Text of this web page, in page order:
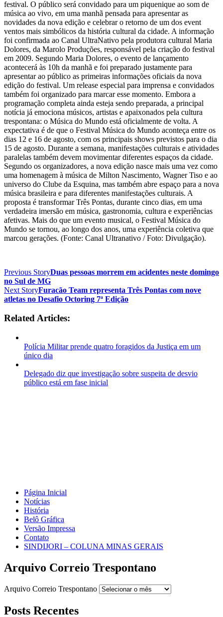
festival. O público será convidado para um piquenique ao som de
música ao vivo, em uma manhã pensada para apresentar as
novidades da nova edição e celebrar o retorno de um dos event
ventos mais simbólicos da história cultural da cidade. A informação
foi confirmada ao Canal UltraNativo pela produtora cultural Maria
Dolores, da Marolo Produções, responsável pela criação do festival
em 2009. Segundo Maria Dolores, o evento de lançamento
acontecerá às 10h da manhã e foi preparado justamente para
apresentar ao público as primeiras informações oficiais da nova
edição do festival. Um release especial para imprensa e convidados
também foi organizado para marcar esse momento. Embora a
programação completa ainda esteja sendo preparada, a principal
notícia já emociona músicos, artistas e apaixonados pela cultura
trespontana: o Música do Mundo está oficialmente de volta. A
expectativa é de que o Festival Música do Mundo aconteça entre os
dias 12 e 16 de agosto, com os principais shows previstos para o dia
15 de agosto. Durante a semana, manifestações culturais e atividades
paralelas também devem movimentar diferentes espaços da cidade.
Segundo os organizadores, a nova edição nasce mais uma vez como
uma homenagem à música de Milton Nascimento, Wagner Tiso e ao
universo do Clube da Esquina, mas também abre espaço para a nova
música brasileira e para diferentes manifestações culturais. A
proposta é transformar Três Pontas, durante cinco dias, em uma
verdadeira imersão em música, gastronomia, cultura e experiências
afetivas. Mais do que um evento musical, o Festival Música do
Mundo se tornou, ao longo dos anos, uma experiência coletiva que
marcou gerações. (Fonte: Canal Ultranativo / Foto: Divulgação).
Previous StoryDuas pessoas morrem em acidentes neste domingo
no Sul de MG
Next StoryFuracão Team representa Três Pontas com nove
atletas no Desafio Octoring 7ª Edição
Related Articles:
Polícia Militar prende quatro foragidos da Justiça em um
único dia
Delegado diz que investigação sobre suspeita de desvio
público está em fase inicial
Página Inicial
Notícias
História
Belô Gráfica
Versão Impressa
Contato
SINDIJORI – COLUNA MINAS GERAIS
Arquivo Correio Trespontano
Arquivo Correio Trespontano
Posts Recentes